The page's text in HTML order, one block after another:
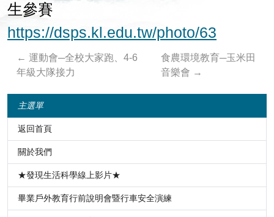
生參賽
https://dsps.kl.edu.tw/photo/63
← 運動會─全校大家跑、4-6
年級大隊接力
食農環境教育─玉米田
音樂會 →
主選單
返回首頁
關於我們
★發現生活科學線上影片★
畢業戶外教育行前說明會暨行車安全演練